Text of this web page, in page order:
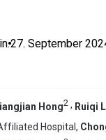
•27. September
Hong2 , Ruiqi
Hospital,